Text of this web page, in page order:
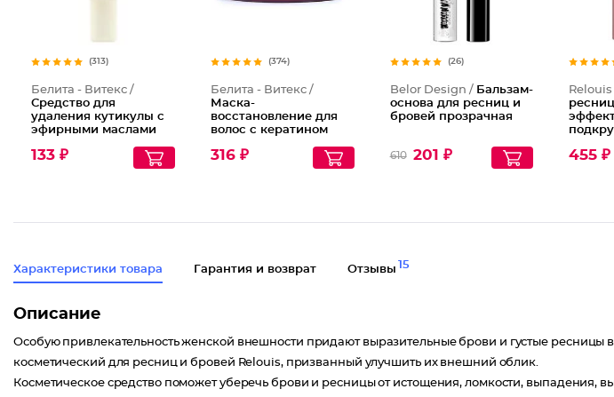
(313)
Белита - Витекс /
Средство для
удаления кутикулы с
эфирными маслами
дерева
133 ₽
(374)
Белита - Витекс /
Маска-
восстановление для
волос с кератином
316 ₽
(26)
Belor Design / Бальзам-
основа для ресниц и
бровей прозрачная
610 201 ₽ 455 ₽
Характеристики товара Гарантия и возврат Отзывы 15
Описание
Особую привлекательность женской внешности придают выразительные брови и густые ресницы
косметический для ресниц и бровей Relouis, призванный улучшить их внешний облик.
Косметическое средство поможет уберечь брови и ресницы от истощения, ломкости, выпадения,